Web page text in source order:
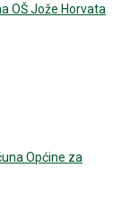
OŠ Jože Horvata
Općine za